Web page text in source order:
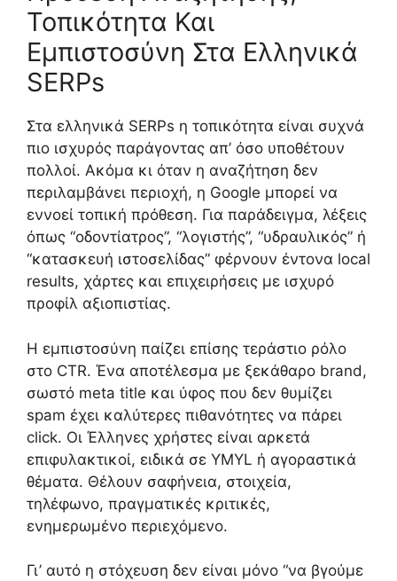
Τοπικότητα Και
Εμπιστοσύνη Στα Ελληνικά
SERPs
Στα ελληνικά SERPs η τοπικότητα είναι συχνά
πιο ισχυρός παράγοντας απ’ όσο υποθέτουν
πολλοί. Ακόμα κι όταν η αναζήτηση δεν
περιλαμβάνει περιοχή, η Google μπορεί να
εννοεί τοπική πρόθεση. Για παράδειγμα, λέξεις
όπως “οδοντίατρος”, “λογιστής”, “υδραυλικός” ή
“κατασκευή ιστοσελίδας” φέρνουν έντονα local
results, χάρτες και επιχειρήσεις με ισχυρό
προφίλ αξιοπιστίας.
Η εμπιστοσύνη παίζει επίσης τεράστιο ρόλο
στο CTR. Ένα αποτέλεσμα με ξεκάθαρο brand,
σωστό meta title και ύφος που δεν θυμίζει
spam έχει καλύτερες πιθανότητες να πάρει
click. Οι Έλληνες χρήστες είναι αρκετά
επιφυλακτικοί, ειδικά σε YMYL ή αγοραστικά
θέματα. Θέλουν σαφήνεια, στοιχεία,
τηλέφωνο, πραγματικές κριτικές,
ενημερωμένο περιεχόμενο.
Γι’ αυτό η στόχευση δεν είναι μόνο “να βγούμε